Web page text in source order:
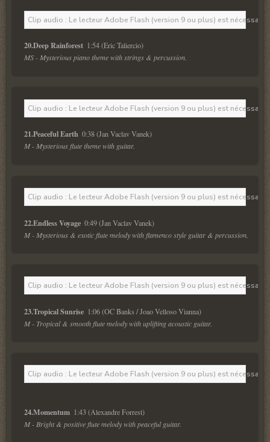
Clip audio : Le lecteur Adobe Flash (version 9 ou plus) est
20.Deep Rainforest
1:54 (Eric Taliercio)
MS - Mysterious piano theme with strings & percussion.
Clip audio : Le lecteur Adobe Flash (version 9 ou plus) est
21.Peaceful Earth
0:38 (Jan Vaclav Vanek)
M - Mysterious flute theme with guitar.
Clip audio : Le lecteur Adobe Flash (version 9 ou plus) est
22.Endless Voyage
0:49 (Jan Vaclav Vanek)
M - Mysterious & exotic flute melody with flamenco style guitar & percussion.
Clip audio : Le lecteur Adobe Flash (version 9 ou plus) est
23.Tropical Sunrise
1:06 (OC Banks / Joao Velloso Vianna)
M - Tropical & smooth flute melody with uplifting acoustic guitar.
Clip audio : Le lecteur Adobe Flash (version 9 ou plus) est
24.Momentum
1:43 (Alexandre Forrest)
M - Bright & positive flute melody with peaceful guitar.